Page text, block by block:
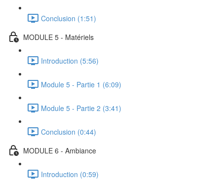
Conclusion (1:51)
MODULE 5 - Matériels
Introduction (5:56)
Module 5 - Partie 1 (6:09)
Module 5 - Partie 2 (3:41)
Conclusion (0:44)
MODULE 6 - Ambiance
Introduction (0:59)